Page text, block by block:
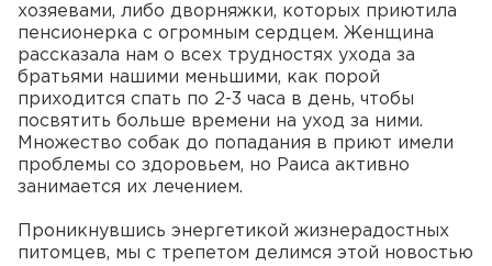
хозяевами, либо дворняжки, которых приютила
пенсионерка с огромным сердцем. Женщина
рассказала нам о всех трудностях ухода за
братьями нашими меньшими, как порой
приходится спать по 2-3 часа в день, чтобы
посвятить больше времени на уход за ними.
Множество собак до попадания в приют имели
проблемы со здоровьем, но Раиса активно
занимается их лечением.
Проникнувшись энергетикой жизнерадостных
питомцев, мы с трепетом делимся этой новостью